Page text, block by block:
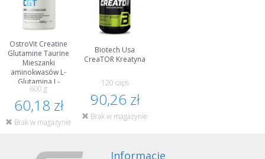
OstroVit Creatine
Glutamine Taurine
Mieszanki
aminokwasów L-
Glutamina L-
Tauryna Kreatyna
Przedtreningówka
i energia
600 g
60,18 zł
Brak w magazynie
Biotech Usa
CreaTOR Kreatyna
120 caps
90,26 zł
Brak w magazynie
Informacje